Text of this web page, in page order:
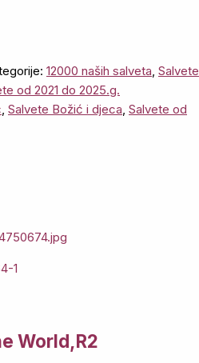
12000 naših salveta, Salvete
od 2021 do 2025.g.
, Salvete Božić i djeca, Salvete od
1
World,R2